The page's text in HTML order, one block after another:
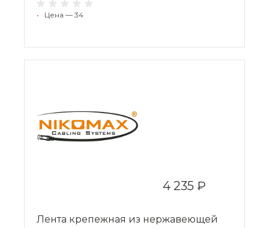
• Цена — 34
4 235 ₽
Лента крепежная из нержавеющей